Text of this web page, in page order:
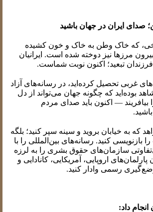
صدای ایران در جهان باشید
که خاک وطن به خاک و خون کشیده
مرزها نیز دوخته شده است. ایرانیان
فرزندان تبعید؛ اکنون نوبت شماست.
غربی تحصیل کرده‌اید، در رسانه‌های آزاد
بوده‌اید که چگونه جهان می‌تواند از دل
بیافریند — اکنون باید صدای مردم
که به خیابان بروید و سینه سپر کنید؛ بلگه
بازنویسی کنید. رسانه‌های بین‌المللی را با
سازمان‌های حقوق بشری را به لرزه
پارلمان‌های اروپایی، آمریکایی، کانادایی و
رسمی وادار کنید.
داد: